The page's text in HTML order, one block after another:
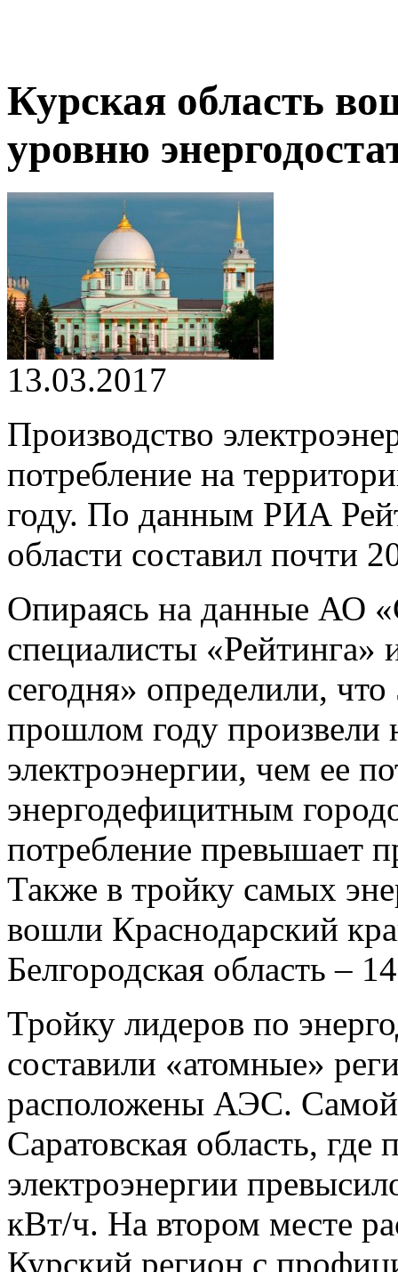
Курская область
уровню
13.03.2017
Производство
потребление на
году. По данным РИА
области составил почти
Опираясь на данные АО
специалисты
сегодня» определили,
прошлом году произвели
электроэнергии, чем ее
энергодефицитным
потребление превышает
Также в тройку самых
вошли Краснодарский
Белгородская область –
Тройку лидеров по
составили «атомные»
расположены АЭС. Самой
Саратовская область, где
электроэнергии
кВт/ч. На втором месте
Курский регион с